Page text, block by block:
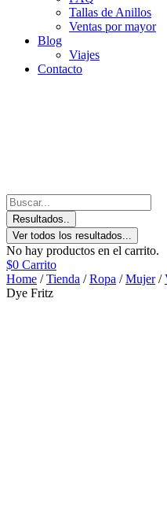
Tallas de Anillos
Ventas por mayor
Blog
Viajes
Contacto
Resultados..
Ver todos los resultados...
No hay productos en el carrito.
$0 Carrito
Home /Tienda /Ropa /Mujer/
Dye Fritz